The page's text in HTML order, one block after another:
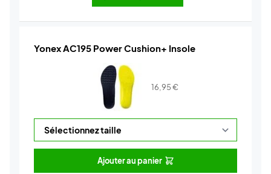
Yonex AC195 Power Cushion+ Insole
16,95€
Ajouter au panier